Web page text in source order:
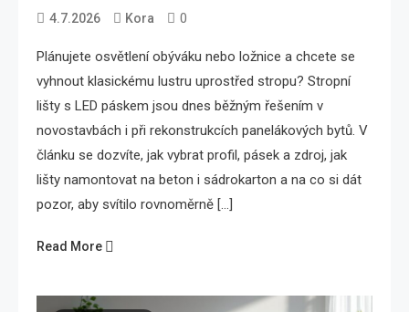
4.7.2026 Kora 0
Plánujete osvětlení obýváku nebo ložnice a chcete se
vyhnout klasickému lustru uprostřed stropu? Stropní
lišty s LED páskem jsou dnes běžným řešením v
novostavbách i při rekonstrukcích panelákových bytů. V
článku se dozvíte, jak vybrat profil, pásek a zdroj, jak
lišty namontovat na beton i sádrokarton a na co si dát
pozor, aby svítilo rovnoměrně […]
Read More